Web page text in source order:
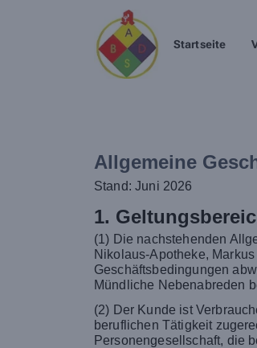
Startseite
Allgemeine
Stand: Juni 2026
1.
(1) Die nachstehenden
Nikolaus-Apotheke,
Geschäftsbedingungen
Mündliche Nebenabreden
(2) Der Kunde ist
beruflichen Tätigkeit
Personengesellschaft, die